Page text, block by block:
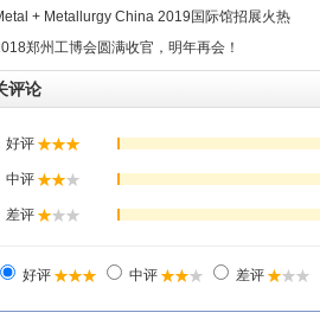
+ Metallurgy China 2019国际馆招展火热
郑州工博会圆满收官，明年再会！
评论